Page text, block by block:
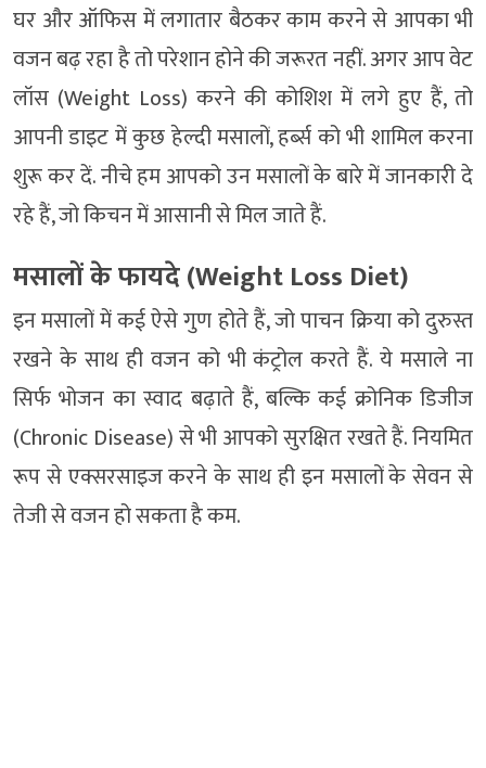
घर और ऑफिस में लगातार बैठकर काम करने से आपका भी
वजन बढ़ रहा है तो परेशान होने की जरूरत नहीं. अगर आप वेट
लॉस (Weight Loss) करने की कोशिश में लगे हुए हैं, तो
आपनी डाइट में कुछ हेल्दी मसालों, हर्ब्स को भी शामिल करना
शुरू कर दें. नीचे हम आपको उन मसालों के बारे में जानकारी दे
रहे हैं, जो किचन में आसानी से मिल जाते हैं.
मसालों के फायदे (Weight Loss Diet)
इन मसालों में कई ऐसे गुण होते हैं, जो पाचन क्रिया को दुरुस्त
रखने के साथ ही वजन को भी कंट्रोल करते हैं. ये मसाले ना
सिर्फ भोजन का स्वाद बढ़ाते हैं, बल्कि कई क्रोनिक डिजीज
(Chronic Disease) से भी आपको सुरक्षित रखते हैं. नियमित
रूप से एक्सरसाइज करने के साथ ही इन मसालों के सेवन से
तेजी से वजन हो सकता है कम.